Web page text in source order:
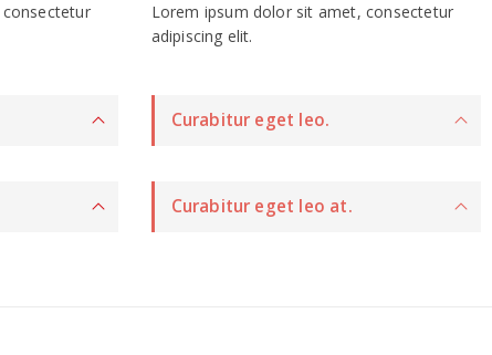
Lorem ipsum dolor sit amet, consectetur
adipiscing elit.
Curabitur eget leo.
Curabitur eget leo at.